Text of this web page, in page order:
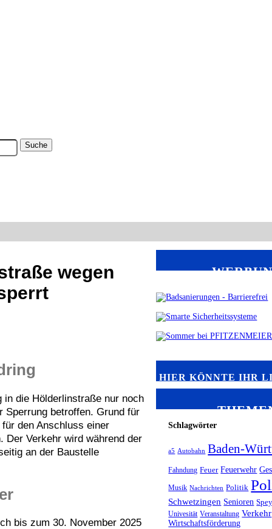
wegen
in die Hölderlinstraße nur noch
Sperrung betroffen. Grund für
den Anschluss einer
Der Verkehr wird während der
an der Baustelle
bis zum 30. November 2025
HIER KÖNNTE IHR
Schlagwörter
a5 Autobahn Baden-
Fahndung Feuer Feuerwehr
Musik Nachrichten Politik
Schwetzingen Senioren
Univesität Veranstaltung Verkehr
Wirtschaftsförderung